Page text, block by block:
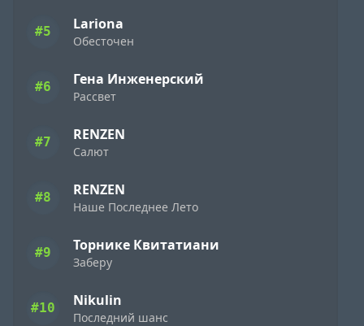
#5 Lariona
Обесточен
#6 Гена Инженерский
Рассвет
#7 RENZEN
Салют
#8 RENZEN
Наше Последнее Лето
#9 Торнике Квитатиани
Заберу
#10 Nikulin
Последний шанс